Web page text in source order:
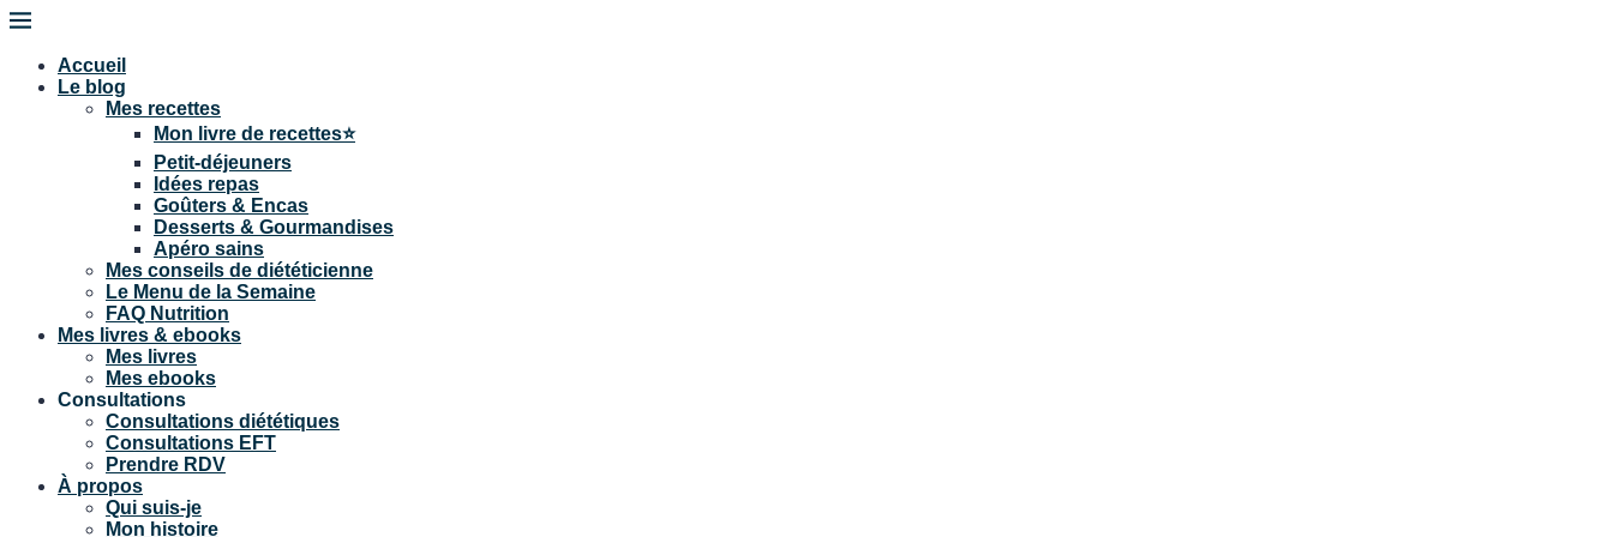
Accueil
Le blog
Mes recettes
Mon livre de recettes⭐
Petit-déjeuners
Idées repas
Goûters & Encas
Desserts & Gourmandises
Apéro sains
Mes conseils de diététicienne
Le Menu de la Semaine
FAQ Nutrition
Mes livres & ebooks
Mes livres
Mes ebooks
Consultations
Consultations diététiques
Consultations EFT
Prendre RDV
À propos
Qui suis-je
Mon histoire